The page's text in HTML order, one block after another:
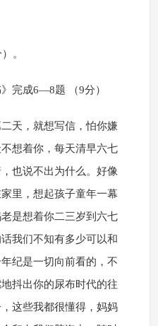
。
完成6—8题 （9分）
天，就想写信，怕你嫌
想着你，每天清早六七
也说不出为什么。好像
里，想起孩子童年一幕
是想着你二三岁到六七
我们不知有多少可以和
纪是一切向前看的，不
抖出你的尿布时代的往
这些我都很懂得，妈妈